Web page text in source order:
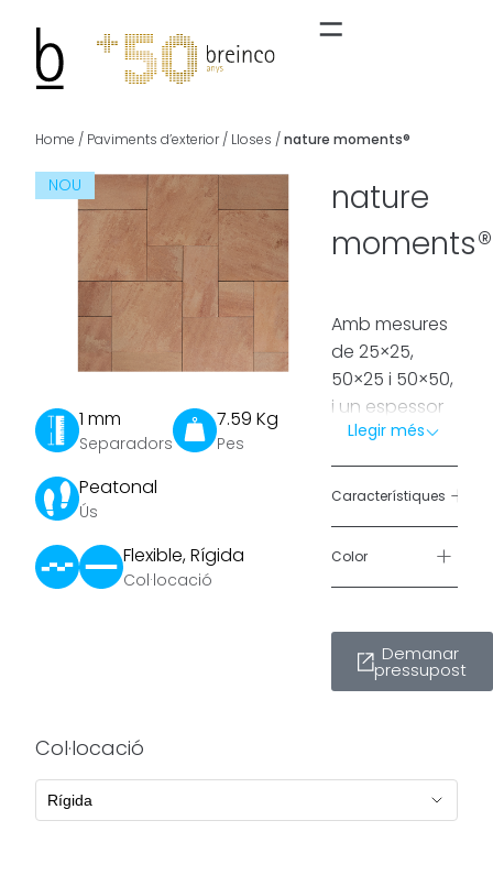
Home / Paviments d’exterior/ Lloses /nature moments®
NOU
1 mm
Separadors
7.59 Kg
Pes
Peatonal
Ús
Flexible, Rígida
Col·locació
nature
moments®
Amb mesures
de 25×25,
50×25 i 50×50,
i un espessor
de 5,5 cm,
Nature
Moments® és
a vianants i
zones al
voltant de
versàtil
Llegir més
Característiques +
Color +
Demanar
pressupost
Col·locació